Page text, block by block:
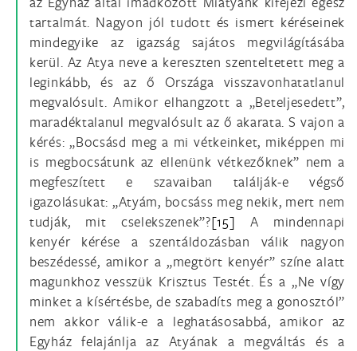
tartalmát. Nagyon jól tudott és ismert kéréseinek
mindegyike az igazság sajátos megvilágításába
kerül. Az Atya neve a kereszten szenteltetett meg a
leginkább, és az ő Országa visszavonhatatlanul
megvalósult. Amikor elhangzott a „Beteljesedett”,
maradéktalanul megvalósult az ő akarata. S vajon a
kérés: „Bocsásd meg a mi vétkeinket, miképpen mi
is megbocsátunk az ellenünk vétkezőknek” nem a
megfeszített e szavaiban találják-e végső
igazolásukat: „Atyám, bocsáss meg nekik, mert nem
tudják, mit cselekszenek”?[15] A mindennapi
kenyér kérése a szentáldozásban válik nagyon
beszédessé, amikor a „megtört kenyér” színe alatt
magunkhoz vesszük Krisztus Testét. És a „Ne vígy
minket a kísértésbe, de szabadíts meg a gonosztól”
nem akkor válik-e a leghatásosabbá, amikor az
Egyház felajánlja az Atyának a megváltás és a